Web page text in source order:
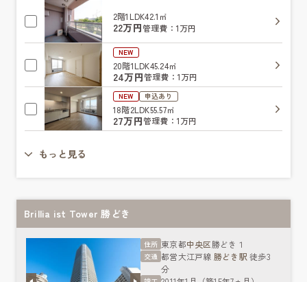
2階1LDK42.1㎡
22万円管理費：1万円
NEW
20階1LDK45.24㎡
24万円管理費：1万円
NEW 申込あり
18階2LDK55.57㎡
27万円管理費：1万円
もっと見る
Brillia ist Tower 勝どき
住所 東京都中央区勝どき１
交通 都営大江戸線 勝どき駅 徒歩3
分